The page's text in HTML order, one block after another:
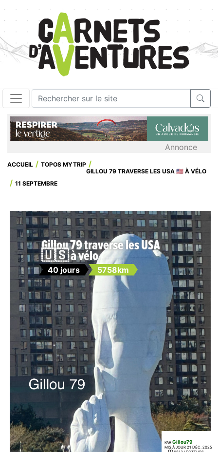
Annonce
ACCUEIL
TOPOS MYTRIP
GILLOU 79 TRAVERSE LES USA 🇺🇸 À VÉLO
11 SEPTEMBRE
Gillou 79 traverse les USA
🇺🇸 à vélo
40 jours 5758km
PAR Gillou79
MIS À JOUR 21 DÉC. 2025